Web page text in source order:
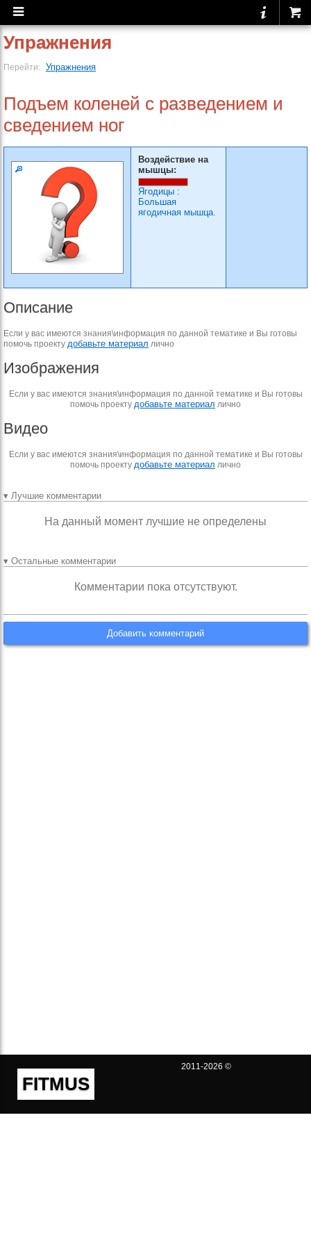
Упражнения
Перейти: Упражнения
Подъем коленей с разведением и
сведением ног
Воздействие на
мышцы:
Ягодицы :
Большая
ягодичная мышца.
Описание
Если у вас имеются знания\информация по данной тематике и Вы готовы
помочь проекту добавьте материал лично
Изображения
Если у вас имеются знания\информация по данной тематике и Вы готовы
помочь проекту добавьте материал лично
Видео
Если у вас имеются знания\информация по данной тематике и Вы готовы
помочь проекту добавьте материал лично
▾ Лучшие комментарии
На данный момент лучшие не определены
▾ Остальные комментарии
Комментарии пока отсутствуют.
Добавить комментарий
FITMUS
2011-2026 ©